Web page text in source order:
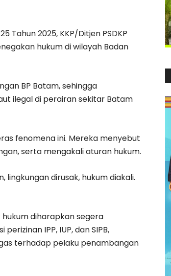
Tahun 2025, KKP/Ditjen PSDKP
hukum di wilayah Badan
BP Batam, sehingga
ilegal di perairan sekitar Batam
fenomena ini. Mereka menyebut
serta mengakali aturan hukum.
lingkungan dirusak, hukum diakali.
diharapkan segera
IPP, IUP, dan SIPB,
terhadap pelaku penambangan